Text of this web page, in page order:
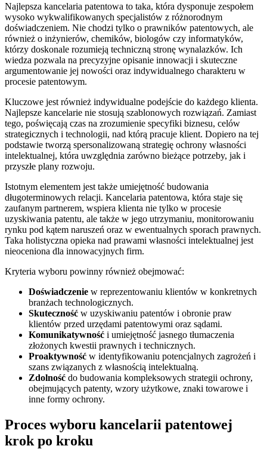
Najlepsza kancelaria patentowa to taka, która dysponuje zespołem
wysoko wykwalifikowanych specjalistów z różnorodnym
doświadczeniem. Nie chodzi tylko o prawników patentowych, ale
również o inżynierów, chemików, biologów czy informatyków,
którzy doskonale rozumieją techniczną stronę wynalazków. Ich
wiedza pozwala na precyzyjne opisanie innowacji i skuteczne
argumentowanie jej nowości oraz indywidualnego charakteru w
procesie patentowym.
Kluczowe jest również indywidualne podejście do każdego klienta.
Najlepsze kancelarie nie stosują szablonowych rozwiązań. Zamiast
tego, poświęcają czas na zrozumienie specyfiki biznesu, celów
strategicznych i technologii, nad którą pracuje klient. Dopiero na tej
podstawie tworzą spersonalizowaną strategię ochrony własności
intelektualnej, która uwzględnia zarówno bieżące potrzeby, jak i
przyszłe plany rozwoju.
Istotnym elementem jest także umiejętność budowania
długoterminowych relacji. Kancelaria patentowa, która staje się
zaufanym partnerem, wspiera klienta nie tylko w procesie
uzyskiwania patentu, ale także w jego utrzymaniu, monitorowaniu
rynku pod kątem naruszeń oraz w ewentualnych sporach prawnych.
Taka holistyczna opieka nad prawami własności intelektualnej jest
nieoceniona dla innowacyjnych firm.
Kryteria wyboru powinny również obejmować:
Doświadczenie w reprezentowaniu klientów w konkretnych
branżach technologicznych.
Skuteczność w uzyskiwaniu patentów i obronie praw
klientów przed urzędami patentowymi oraz sądami.
Komunikatywność i umiejętność jasnego tłumaczenia
złożonych kwestii prawnych i technicznych.
Proaktywność w identyfikowaniu potencjalnych zagrożeń i
szans związanych z własnością intelektualną.
Zdolność do budowania kompleksowych strategii ochrony,
obejmujących patenty, wzory użytkowe, znaki towarowe i
inne formy ochrony.
Proces wyboru kancelarii patentowej
krok po kroku